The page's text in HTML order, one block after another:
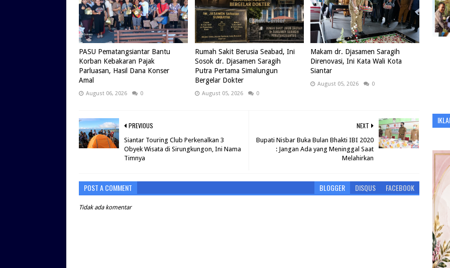
PASU Pematangsiantar Bantu
Korban Kebakaran Pajak
Parluasan, Hasil Dana Konser
Amal
August 06, 2026 0
Rumah Sakit Berusia Seabad, Ini
Sosok dr. Djasamen Saragih
Putra Pertama Simalungun
Bergelar Dokter
August 05, 2026 0
Makam dr. Djasamen Saragih
Direnovasi, Ini Kata Wali Kota
Siantar
August 05, 2026 0
NEXT
Bupati Nisbar Buka Bulan Bhakti IBI 2020
: Jangan Ada yang Meninggal Saat
Melahirkan
PREVIOUS
Siantar Touring Club Perkenalkan 3
Obyek Wisata di Sirungkungon, Ini Nama
Timnya
POST A COMMENT BLOGGER DISQUS FACEBOOK
Tidak ada komentar